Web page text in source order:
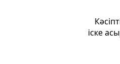
іске